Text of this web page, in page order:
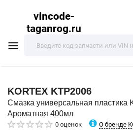
vincode-
taganrog.ru
KORTEX KTP2006
Смазка универсальная пластика
Ароматная 400мл
0 оценок О бренде